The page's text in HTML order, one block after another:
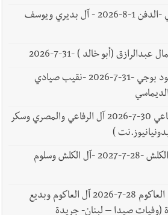
وفاة بدرية يوسف بديري -الدفن 1-8-2026 - آل بديري ويوسف
(أبو خالد ) -31-7-2026
وفاة الحاج مصطفى محمود بوجي -31-7-2026 -نقيب صيادي
وفاة الحاج نور الدين الرفاعي 30-7-2026 آل الرفاعي والمصري وسكر
)
وفاة الحاج حسن حسين الكلش -28-7-2027 -آل الكلش وسلوم
وفاة الحاجة غزالة محمد العاكوم 28-7-2026 آل العاكوم وبديع
(وفيات صيدا – لبنان- جريدة